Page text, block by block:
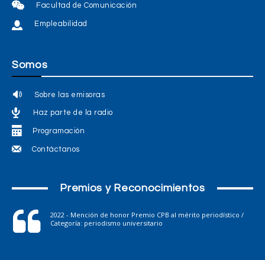
Facultad de Comunicación
Empleabilidad
Somos
Sobre las emisoras
Haz parte de la radio
Programación
Contáctanos
Premios y Reconocimientos
2022 - Mención de honor Premio CPB al mérito periodístico /
Categoría: periodismo universitario